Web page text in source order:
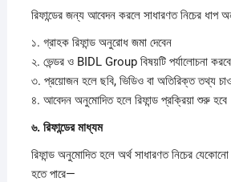
রিফান্ডের জন্য আবেদন করলে সাধারণত নিচের ধাপ
১. গ্রাহক রিফান্ড অনুরোধ জমা দেবেন
২. ভেন্ডর ও BIDL Group বিষয়টি পর্যালোচনা করবে
৩. প্রয়োজন হলে ছবি, ভিডিও বা অতিরিক্ত তথ্য
৪. আবেদন অনুমোদিত হলে রিফান্ড প্রক্রিয়া শুরু হবে
৬. রিফান্ডেরমাধ্যম
রিফান্ড অনুমোদিত হলে অর্থ সাধারণত নিচের
হতে পারে—